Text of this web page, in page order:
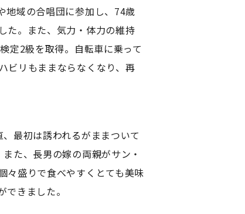
地域の合唱団に参加し、74歳
た。また、気力・体力の維持
定2級を取得。自転車に乗って
ビリもままならなくなり、再
最初は誘われるがままついて
た、長男の嫁の両親がサン・
々盛りで食べやすくとても美味
きました。